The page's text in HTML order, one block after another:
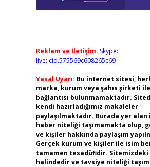
Reklam ve İletişim: Skype:
live:.cid.575569c608265c69
Yasal Uyarı: Bu internet sitesi,
marka, kurum veya şahıs şirketi
bağlantısı bulunmamaktadır.
kendi hazırladığımız makaleler
paylaşılmaktadır. Burada yer
haber niteliği taşımamakta olup,
ve kişiler hakkında paylaşım
Gerçek kurum ve kişiler ile isim
tamamen tesadüfidir.
halindedir ve tavsiye niteliği